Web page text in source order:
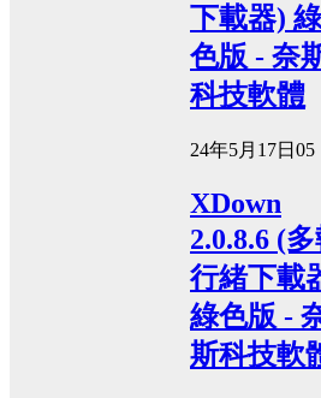
下載器) 綠
色版 - 奈
科技軟體
24年5月17日 05
XDown
2.0.8.6 (
行緒下載
綠色版 -
斯科技軟